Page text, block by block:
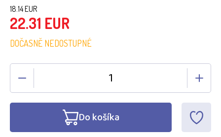
18.14EUR
22.31 EUR
DOČASNĚ NEDOSTUPNÉ
Do košíka